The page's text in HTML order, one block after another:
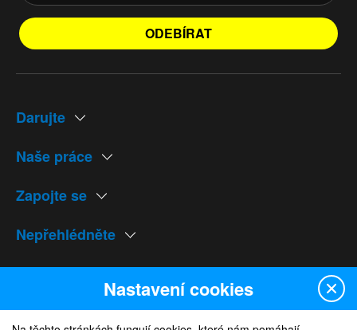
ODEBÍRAT
Darujte
Naše práce
Zapojte se
Nepřehlédněte
Naše weby
Nastavení cookies